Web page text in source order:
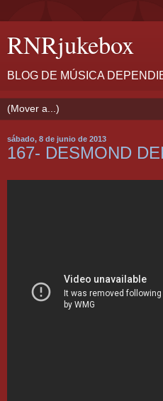
RNRjukebox
BLOG DE MÚSICA
sábado, 8 de junio de 2013
167- DESMOND